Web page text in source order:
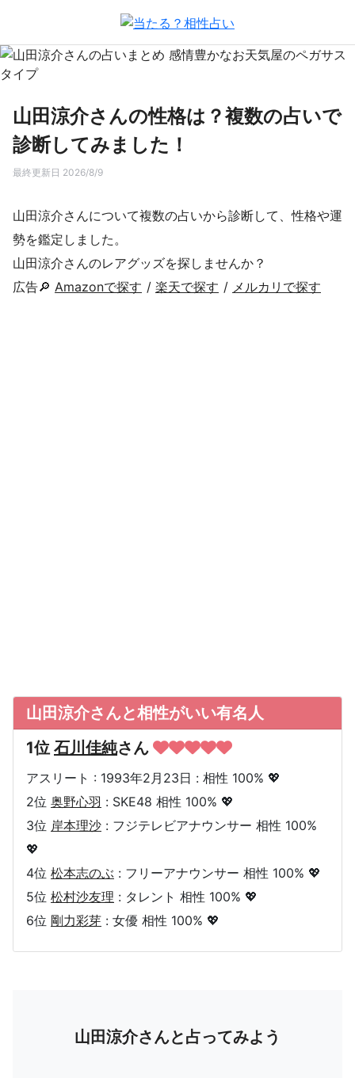
山田涼介さんの性格は？複数の占いで
診断してみました！
最終更新日 2026/8/9
山田涼介さんについて複数の占いから診断して、性格や運
勢を鑑定しました。
山田涼介さんのレアグッズを探しませんか？
広告🔎 Amazonで探す / 楽天で探す / メルカリで探す
山田涼介さんと相性がいい有名人
1位 石川佳純さん
アスリート : 1993年2月23日 : 相性 100% 💖
2位 奥野心羽 : SKE48 相性 100% 💖
3位 岸本理沙 : フジテレビアナウンサー 相性 100%
💖
4位 松本志のぶ : フリーアナウンサー 相性 100% 💖
5位 松村沙友理 : タレント 相性 100% 💖
6位 剛力彩芽 : 女優 相性 100% 💖
山田涼介さんと占ってみよう